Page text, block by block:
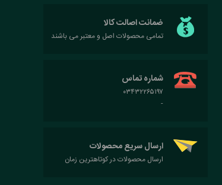
ضمانت اصالت کالا
تمامی محصولات اصل و معتبر می باشند
شماره تماس
۰۳۴۳۲۲۶۵۱۹۷
-
ارسال سریع محصولات
ارسال محصولات در کوتاهترین زمان